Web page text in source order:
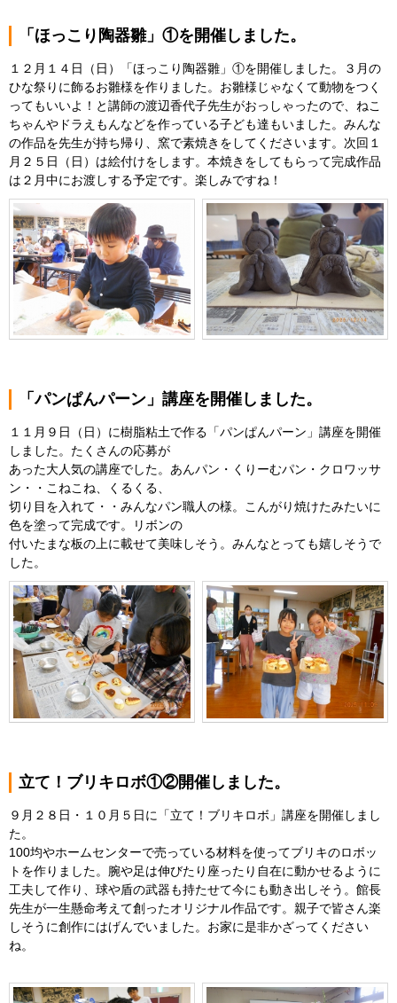
「ほっこり陶器雛」①を開催しました。
１２月１４日（日）「ほっこり陶器雛」①を開催しました。３月の
ひな祭りに飾るお雛様を作りました。お雛様じゃなくて動物をつく
ってもいいよ！と講師の渡辺香代子先生がおっしゃったので、ねこ
ちゃんやドラえもんなどを作っている子ども達もいました。みんな
の作品を先生が持ち帰り、窯で素焼きをしてくださいます。次回１
月２５日（日）は絵付けをします。本焼きをしてもらって完成作品
は２月中にお渡しする予定です。楽しみですね！
「パンぱんパーン」講座を開催しました。
１１月９日（日）に樹脂粘土で作る「パンぱんパーン」講座を開催
しました。たくさんの応募が
あった大人気の講座でした。あんパン・くりーむパン・クロワッサ
ン・・こねこね、くるくる、
切り目を入れて・・みんなパン職人の様。こんがり焼けたみたいに
色を塗って完成です。リボンの
付いたまな板の上に載せて美味しそう。みんなとっても嬉しそうで
した。
立て！ブリキロボ①②開催しました。
９月２８日・１０月５日に「立て！ブリキロボ」講座を開催しまし
た。
100均やホームセンターで売っている材料を使ってブリキのロボッ
トを作りました。腕や足は伸びたり座ったり自在に動かせるように
工夫して作り、球や盾の武器も持たせて今にも動き出しそう。館長
先生が一生懸命考えて創ったオリジナル作品です。親子で皆さん楽
しそうに創作にはげんでいました。お家に是非かざってください
ね。